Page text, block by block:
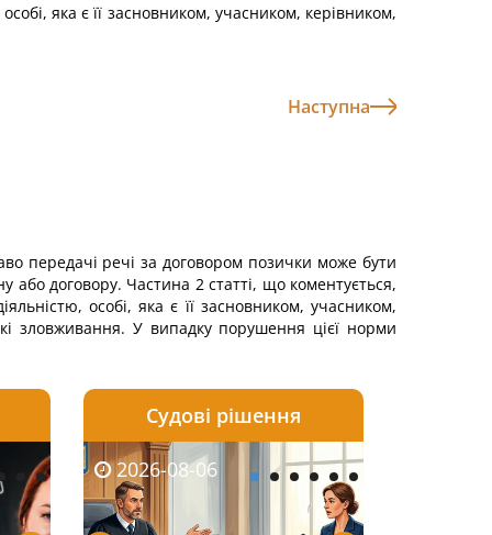
яка є її засновником, учасником, керівником,
Наступна
передачі речі за договором позички може бути
або договору. Частина 2 статті, що коментується,
особі, яка є її засновником, учасником,
зловживання. У випадку порушення цієї норми
2026-08-05 2026-08-05
2026-08-03 2026-08-03
2026-08-06 2026-08-06
Судові рішення
2026-08-06